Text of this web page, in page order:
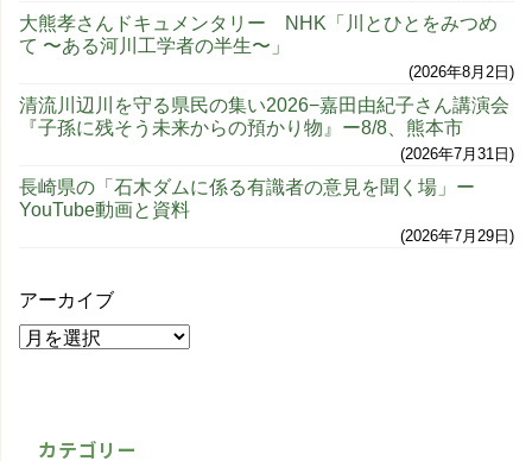
大熊孝さんドキュメンタリー NHK「川とひとをみつめ
て 〜ある河川工学者の半生〜」
2026年8月2日
清流川辺川を守る県民の集い2026−嘉田由紀子さん講演会
『子孫に残そう未来からの預かり物』ー8/8、熊本市
2026年7月31日
長崎県の「石木ダムに係る有識者の意見を聞く場」ー
YouTube動画と資料
2026年7月29日
アーカイブ
カテゴリー